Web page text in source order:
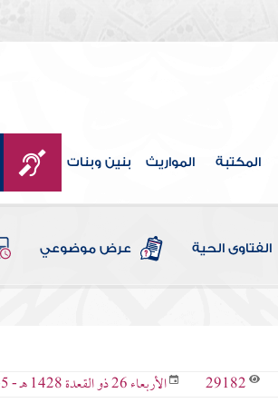
المكتبة المواريث بنين وبنات
الفتاوى الحية عرض موضوعي
29182 الأربعاء 26 ذو القعدة 1428 هـ - 5-12-2007 م